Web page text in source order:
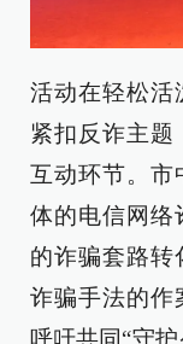
活动在轻松活
紧扣反诈主题
互动环节。市
体的电信网络
的诈骗套路转
诈骗手法的作
呼吁共同“守